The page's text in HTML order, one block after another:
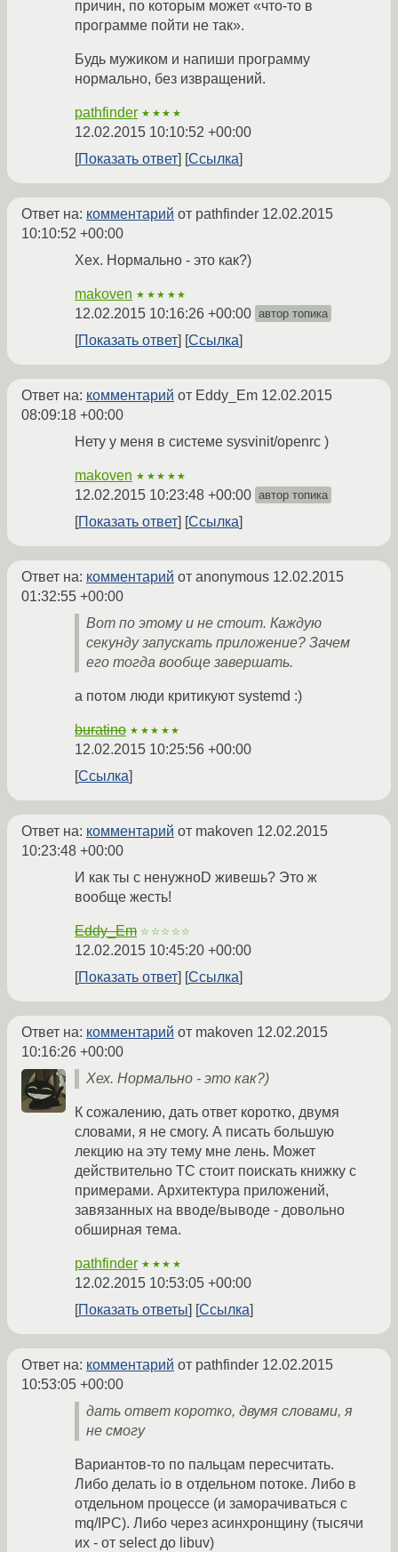
причин, по которым может «что-то в
программе пойти не так».
Будь мужиком и напиши программу
нормально, без извращений.
pathfinder ★★★★
12.02.2015 10:10:52 +00:00
Показать ответ
Ссылка
Ответ на: комментарий от pathfinder 12.02.2015
10:10:52 +00:00
Хех. Нормально - это как?)
makoven ★★★★★
12.02.2015 10:16:26 +00:00 автор топика
Показать ответ Ссылка
Ответ на: комментарий от Eddy_Em 12.02.2015
08:09:18 +00:00
Нету у меня в системе sysvinit/openrc )
makoven ★★★★★
12.02.2015 10:23:48 +00:00 автор топика
Показать ответ Ссылка
Ответ на: комментарий от anonymous 12.02.2015
01:32:55 +00:00
Вот по этому и не стоит. Каждую
секунду запускать приложение? Зачем
его тогда вообще завершать.
а потом люди критикуют systemd :)
buratino ★★★★★
12.02.2015 10:25:56 +00:00
Ссылка
Ответ на: комментарий от makoven 12.02.2015
10:23:48 +00:00
И как ты с ненужноD живешь? Это ж
вообще жесть!
Eddy_Em ☆☆☆☆☆
12.02.2015 10:45:20 +00:00
Показать ответ
Ссылка
Ответ на: комментарий от makoven 12.02.2015
10:16:26 +00:00
Хех. Нормально - это как?)
К сожалению, дать ответ коротко, двумя
словами, я не смогу. А писать большую
лекцию на эту тему мне лень. Может
действительно ТС стоит поискать книжку с
примерами. Архитектура приложений,
завязанных на вводе/выводе - довольно
обширная тема.
pathfinder ★★★★
12.02.2015 10:53:05 +00:00
Показать ответы
Ссылка
Ответ на: комментарий от pathfinder 12.02.2015
10:53:05 +00:00
дать ответ коротко, двумя словами, я
не смогу
Вариантов-то по пальцам пересчитать.
Либо делать io в отдельном потоке. Либо в
отдельном процессе (и заморачиваться с
mq/IPC). Либо через асинхронщину (тысячи
их - от select до libuv)